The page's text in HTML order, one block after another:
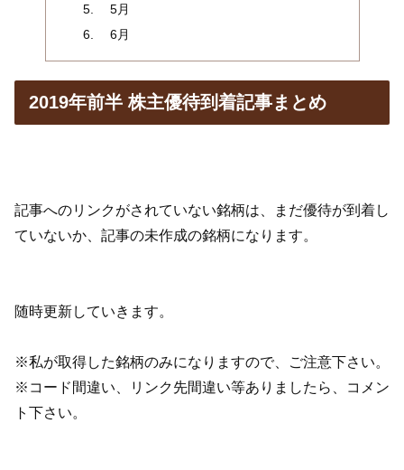
5月
6月
2019年前半 株主優待到着記事まとめ
記事へのリンクがされていない銘柄は、まだ優待が到着し
ていないか、記事の未作成の銘柄になります。
随時更新していきます。
※私が取得した銘柄のみになりますので、ご注意下さい。
※コード間違い、リンク先間違い等ありましたら、コメン
ト下さい。